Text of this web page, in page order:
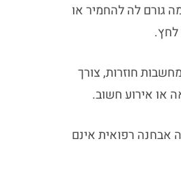
גורם לה להחמיר או
לחץ.
חוזרות, צורך
או אירוע חשוב.
אבחנה רפואית אינם